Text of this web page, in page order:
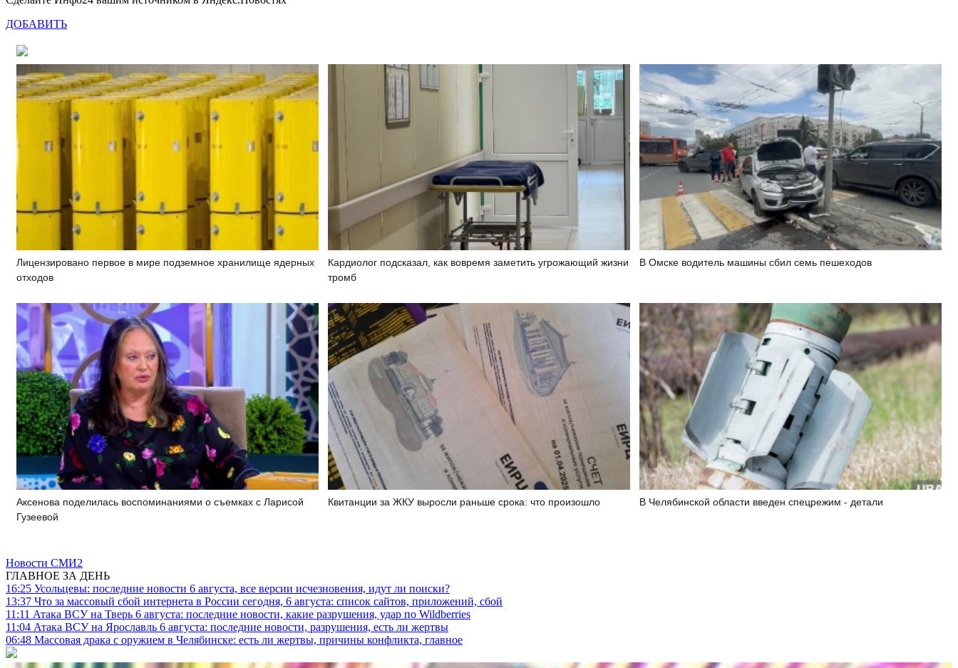
ДОБАВИТЬ
Лицензировано первое в мире подземное хранилище ядерных
отходов
Кардиолог подсказал, как вовремя заметить угрожающий жизни
тромб
В Омске водитель машины сбил семь пешеходов
Аксенова поделилась воспоминаниями о съемках с Ларисой
Гузеевой
Квитанции за ЖКУ выросли раньше срока: что произошло В Челябинской области введен спецрежим - детали
Новости СМИ2
ГЛАВНОЕ ЗА ДЕНЬ
16:25 Усольцевы: последние новости 6 августа, все версии исчезновения, идут ли поиски?
13:37 Что за массовый сбой интернета в России сегодня, 6 августа: список сайтов, приложений, сбой
11:11 Атака ВСУ на Тверь 6 августа: последние новости, какие разрушения, удар по Wildberries
11:04 Атака ВСУ на Ярославль 6 августа: последние новости, разрушения, есть ли жертвы
06:48 Массовая драка с оружием в Челябинске: есть ли жертвы, причины конфликта, главное